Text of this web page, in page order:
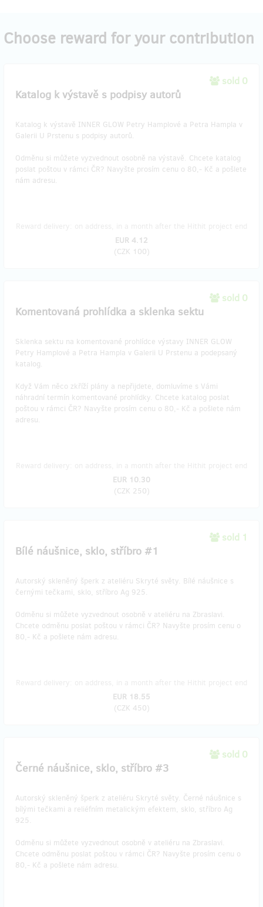
Choose reward for your contribution
sold 0
Katalog k výstavě s podpisy autorů
Katalog k výstavě INNER GLOW Petry Hamplové a Petra Hampla v
Galerii U Prstenu s podpisy autorů.
Odměnu si můžete vyzvednout osobně na výstavě. Chcete katalog
poslat poštou v rámci ČR? Navyšte prosím cenu o 80,- Kč a pošlete
nám adresu.
EUR 4.12
(CZK 100)
sold 0
Komentovaná prohlídka a sklenka sektu
Sklenka sektu na komentované prohlídce výstavy INNER GLOW
Petry Hamplové a Petra Hampla v Galerii U Prstenu a podepsaný
katalog.
Když Vám něco zkříží plány a nepřijdete, domluvíme s Vámi
náhradní termín komentované prohlídky. Chcete katalog poslat
poštou v rámci ČR? Navyšte prosím cenu o 80,- Kč a pošlete nám
adresu.
EUR 10.30
(CZK 250)
sold 1
Bílé náušnice, sklo, stříbro #1
Autorský skleněný šperk z ateliéru Skryté světy. Bílé náušnice s
černými tečkami, sklo, stříbro Ag 925.
Odměnu si můžete vyzvednout osobně v ateliéru na Zbraslavi.
Chcete odměnu poslat poštou v rámci ČR? Navyšte prosím cenu o
80,- Kč a pošlete nám adresu.
EUR 18.55
(CZK 450)
sold 0
Černé náušnice, sklo, stříbro #3
Autorský skleněný šperk z ateliéru Skryté světy. Černé náušnice s
bílými tečkami a reliéfním metalickým efektem, sklo, stříbro Ag
925.
Odměnu si můžete vyzvednout osobně v ateliéru na Zbraslavi.
Chcete odměnu poslat poštou v rámci ČR? Navyšte prosím cenu o
80,- Kč a pošlete nám adresu.